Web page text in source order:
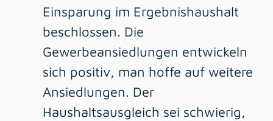
Einsparung im Ergebnishaushalt
beschlossen. Die
Gewerbeansiedlungen entwickeln
sich positiv, man hoffe auf weitere
Ansiedlungen. Der
Haushaltsausgleich sei schwierig,